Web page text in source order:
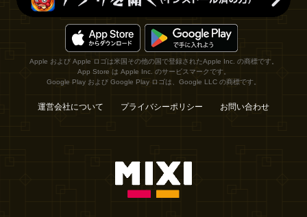
Apple および Apple ロゴは米国その他の国で登録されたApple Inc. の商標です。
App Store は Apple Inc. のサービスマークです。
Google Play および Google Play ロゴは、Google LLC の商標です。
運営会社について プライバシーポリシー お問い合わせ